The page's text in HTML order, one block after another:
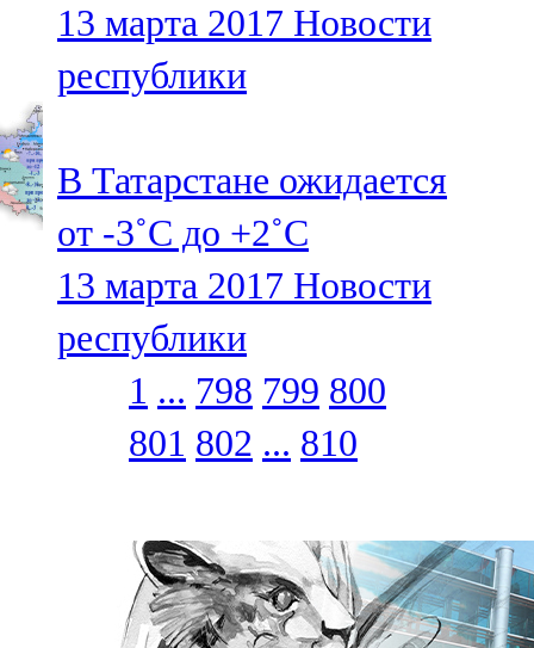
13 марта 2017 Новости
республики
В Татарстане ожидается
от -3˚С до +2˚С
13 марта 2017 Новости
республики
1 ... 798 799 800
801 802 ... 810